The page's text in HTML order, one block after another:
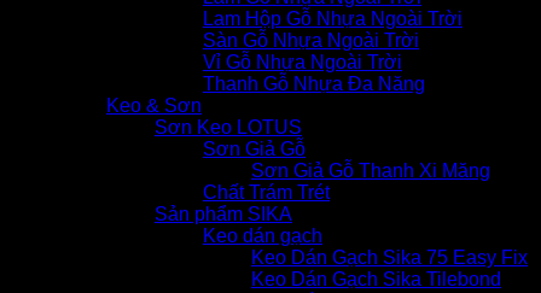
Lam Hộp Gỗ Nhựa Ngoài Trời
Sàn Gỗ Nhựa Ngoài Trời
Vỉ Gỗ Nhựa Ngoài Trời
Thanh Gỗ Nhựa Đa Năng
Keo & Sơn
Sơn Keo LOTUS
Sơn Giả Gỗ
Sơn Giả Gỗ Thanh Xi Măng
Chất Trám Trét
Sản phẩm SIKA
Keo dán gạch
Keo Dán Gạch Sika 75 Easy Fix
Keo Dán Gạch Sika Tilebond